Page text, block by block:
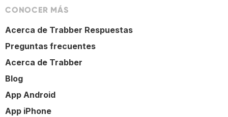
CONOCER MÁS
Acerca de Trabber Respuestas
Preguntas frecuentes
Acerca de Trabber
Blog
App Android
App iPhone